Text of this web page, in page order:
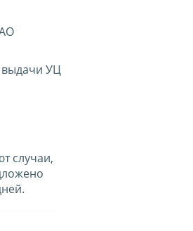
выдачи УЦ
случаи,